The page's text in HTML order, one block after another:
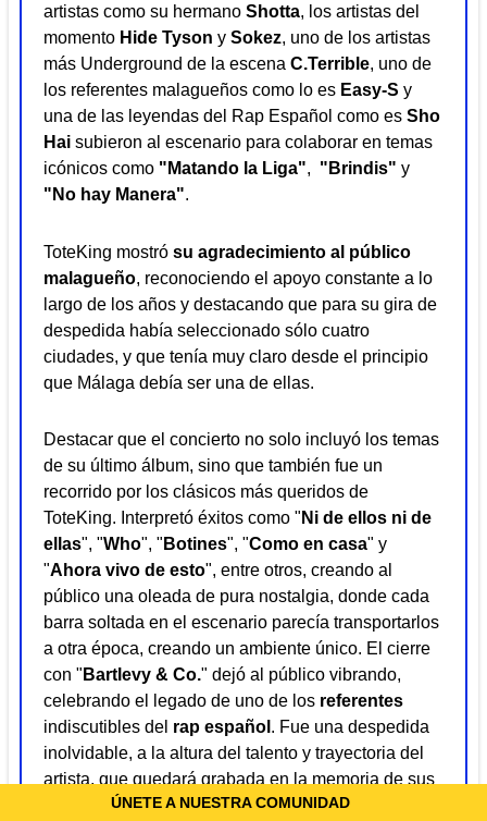
ÚNETE A NUESTRA COMUNIDAD
artistas como su hermano Shotta, los artistas del
momento Hide Tyson y Sokez, uno de los artistas
más Underground de la escena C.Terrible, uno de
los referentes malagueños como lo es Easy-S y
una de las leyendas del Rap Español como es Sho
Hai subieron al escenario para colaborar en temas
icónicos como "Matando la Liga", "Brindis" y
"No hay Manera".
ToteKing mostró su agradecimiento al público
malagueño, reconociendo el apoyo constante a lo
largo de los años y destacando que para su gira de
despedida había seleccionado sólo cuatro
ciudades, y que tenía muy claro desde el principio
que Málaga debía ser una de ellas.
Destacar que el concierto no solo incluyó los temas
de su último álbum, sino que también fue un
recorrido por los clásicos más queridos de
ToteKing. Interpretó éxitos como " Ni de ellos ni de
ellas", "Who", " Botines", "Como en casa" y
"Ahora vivo de esto", entre otros, creando al
público una oleada de pura nostalgia, donde cada
barra soltada en el escenario parecía transportarlos
a otra época, creando un ambiente único. El cierre
con " Bartlevy & Co." dejó al público vibrando,
celebrando el legado de uno de los referentes
indiscutibles del rap español . Fue una despedida
inolvidable, a la altura del talento y trayectoria del
artista, que quedará grabada en la memoria de sus